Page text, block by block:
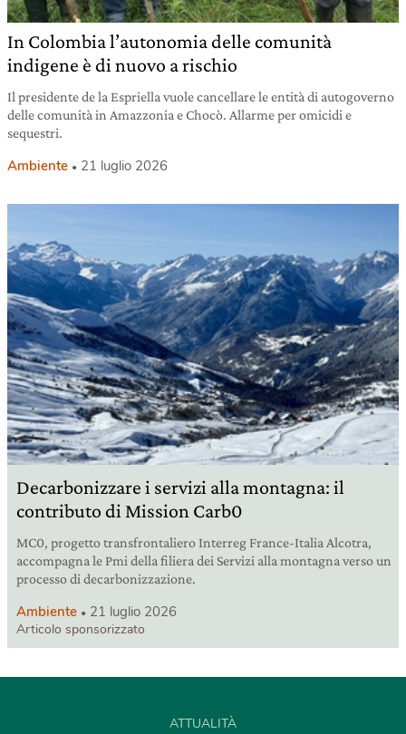
In Colombia l’autonomia delle comunità
indigene è di nuovo a rischio
Il presidente de la Espriella vuole cancellare le entità di autogoverno
delle comunità in Amazzonia e Chocò. Allarme per omicidi e
sequestri.
Ambiente 21 luglio 2026
Decarbonizzare i servizi alla montagna: il
contributo di Mission Carb0
MC0, progetto transfrontaliero Interreg France-Italia Alcotra,
accompagna le Pmi della filiera dei Servizi alla montagna verso un
processo di decarbonizzazione.
Ambiente 21 luglio 2026
Articolo sponsorizzato
ATTUALITÀ